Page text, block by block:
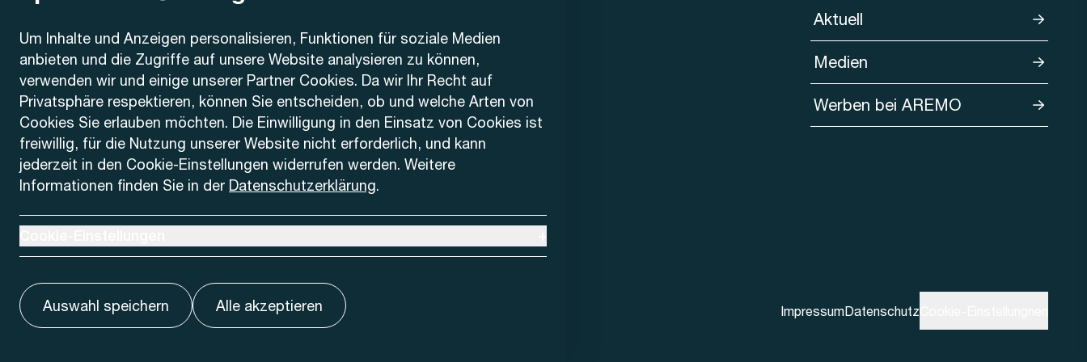
Um Inhalte und Anzeigen personalisieren, Funktionen für soziale Medien
anbieten und die Zugriffe auf unsere Website analysieren zu können,
verwenden wir und einige unserer Partner Cookies. Da wir Ihr Recht auf
Privatsphäre respektieren, können Sie entscheiden, ob und welche Arten von
Cookies Sie erlauben möchten. Die Einwilligung in den Einsatz von Cookies ist
freiwillig, für die Nutzung unserer Website nicht erforderlich, und kann
jederzeit in den Cookie-Einstellungen widerrufen werden. Weitere
Informationen finden Sie in der Datenschutzerklärung.
Auswahl speichern Alle akzeptieren
AREMO
Busbetrieb Solothurn Grenchen und Umgebung AG
Dornacherstrasse 48
4500 Solothurn
Telefon
+41 32 622 37 22
Kontaktformular
Aktuell
Medien
Werben bei AREMO
ImpressumDatenschutz